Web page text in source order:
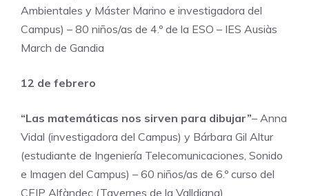
Ambientales y Máster Marino e investigadora del
Campus) – 80 niños/as de 4.º de la ESO – IES Ausiàs
March de Gandia
12 de febrero
“Las matemáticas nos sirven para dibujar”– Anna
Vidal (investigadora del Campus) y Bárbara Gil Altur
(estudiante de Ingeniería Telecomunicaciones, Sonido
e Imagen del Campus) – 60 niños/as de 6.º curso del
CEIP Alfàndec (Tavernes de la Valldigna)